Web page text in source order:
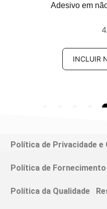
Adesivo em
INCLUIR
Política de Privacidade e
Política de
Política da Qualidade